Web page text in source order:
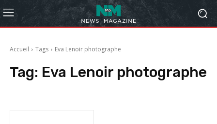
Accueil Tags Eva Lenoir photographe
Tag: Eva Lenoir photographe